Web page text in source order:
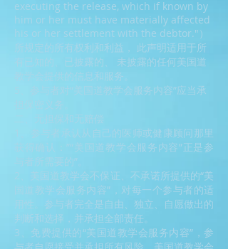
executing the release, which if known by
him or her must have materially affected
his or her settlement with the debtor."）
所规定的所有权利和利益， 此声明适用于所
有已知的、已披露的、 未披露的任何美国道
教学会提供的信息和服务。
5、参与者对“美国道教学会服务内容”应当承
担保密义务。
二、无担保和无赔偿
1、参与者承认从自己的医师或健康顾问那里
获得确认：”“美国道教学会服务内容”正是参
与者所需要的”。
2、美国道教学会不保证、不承诺所提供的“美
国道教学会服务内容”，对每一个参与者的适
用性。参与者完全是自由、独立、自愿做出的
判断和选择，并承担全部责任。
3、免费提供的“美国道教学会服务内容”，参